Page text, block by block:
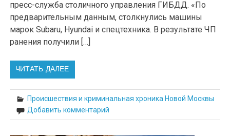
пресс-служба столичного управления ГИБДД. «По
предварительным данным, столкнулись машины
марок Subaru, Hyundai и спецтехника. В результате ЧП
ранения получили […]
ЧИТАТЬ ДАЛЕЕ
Происшествия и криминальная хроника Новой Москвы
Добавить комментарий